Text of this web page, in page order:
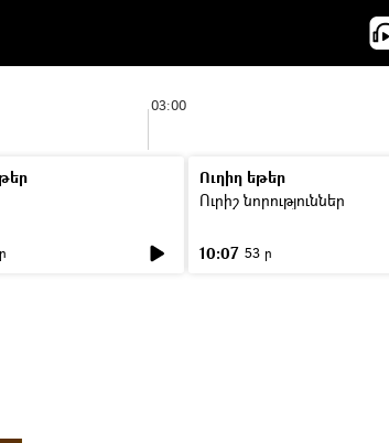
03:00
Ուղիղ եթեր
Ուրիշ նորություններ
10:07 53 ր